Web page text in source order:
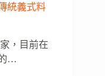
統義式料
，目前在
…